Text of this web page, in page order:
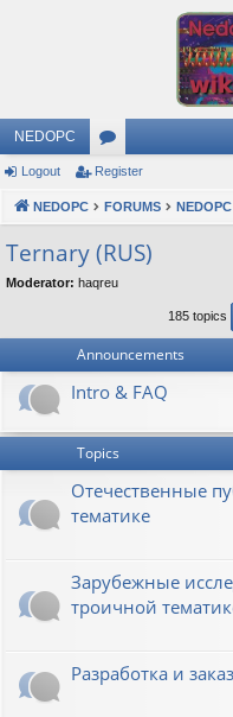
NEDOPC
or
u
m
s
Logout Register
NEDOPC FORUMS
Ternary (RUS)
Moderator: haqreu
185 topics
Announcements
Intro & FAQ
Topics
Отечественные
тематике
Зарубежные
троичной
Разработка и